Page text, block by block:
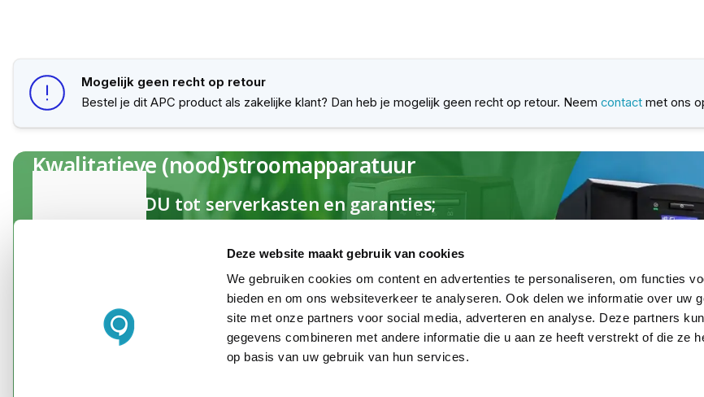
Deze website maakt gebruik van cookies
We gebruiken cookies om content en advertenties te personaliseren, om functies
bieden en om ons websiteverkeer te analyseren. Ook delen we informatie over uw
site met onze partners voor social media, adverteren en analyse. Deze partners
gegevens combineren met andere informatie die u aan ze heeft verstrekt of die ze
op basis van uw gebruik van hun services.
Mogelijk geen recht op retour
Bestel je dit APC product als zakelijke klant? Dan heb je mogelijk geen recht op retour. Neem contactmet ons
Kwalitatieve (nood)stroomapparatuur
Van UPS en PDU tot serverkasten en garanties;